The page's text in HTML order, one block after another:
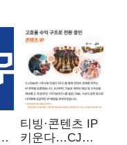
티빙·콘텐츠 IP
키운다…CJ